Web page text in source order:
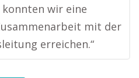
konnten wir eine
mit der
erreichen.“